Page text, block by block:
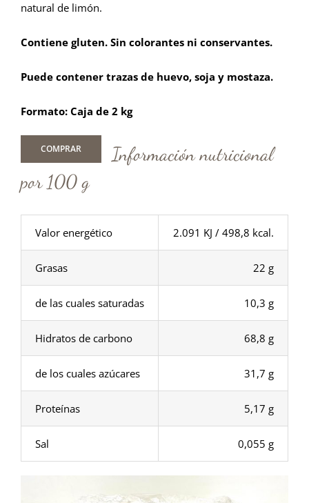
natural de limón.
Contiene gluten. Sin colorantes ni conservantes.
Puede contener trazas de huevo, soja y mostaza.
Formato: Caja de 2 kg
COMPRAR
Información nutricional
por 100 g
Valor energético 2.091 KJ / 498,8 kcal.
Grasas 22 g
de las cuales saturadas 10,3 g
Hidratos de carbono 68,8 g
de los cuales azúcares 31,7 g
Proteínas 5,17 g
Sal 0,055 g